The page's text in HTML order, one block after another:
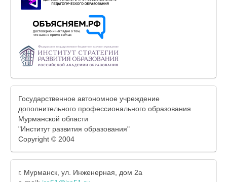
Государственное автономное учреждение
дополнительного профессионального образования
Мурманской области
"Институт развития образования"
Copyright © 2004
г. Мурманск, ул. Инженерная, дом 2а